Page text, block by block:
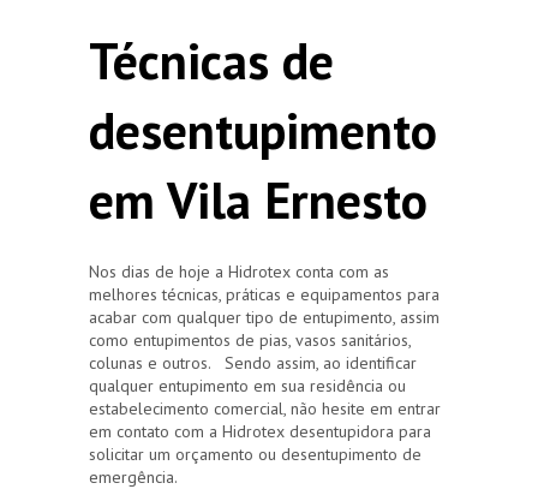
Técnicas de
desentupimento
em Vila Ernesto
Nos dias de hoje a Hidrotex conta com as
melhores técnicas, práticas e equipamentos para
acabar com qualquer tipo de entupimento, assim
como entupimentos de pias, vasos sanitários,
colunas e outros. Sendo assim, ao identificar
qualquer entupimento em sua residência ou
estabelecimento comercial, não hesite em entrar
em contato com a Hidrotex desentupidora para
solicitar um orçamento ou desentupimento de
emergência.